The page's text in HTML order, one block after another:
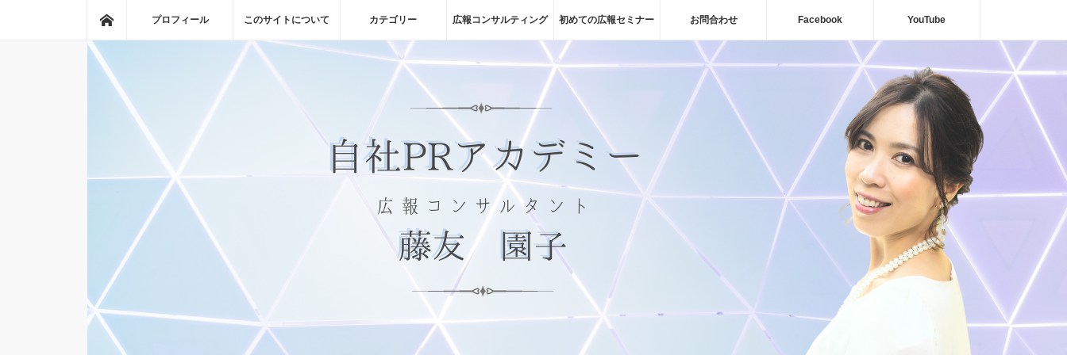
ホームプロフィール このサイトについて カテゴリー 広報コンサルティング 初めての広報セミナー お問合わせ Facebook YouTube